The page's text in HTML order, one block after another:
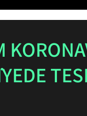
Çevre Kısa